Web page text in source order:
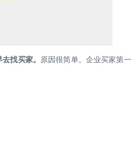
找买家。 原因很简单。企业买家第一